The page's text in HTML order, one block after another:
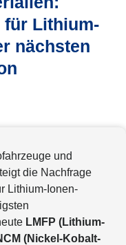
für Lithium-
nächsten
und
die Nachfrage
Lithium-Ionen-
LMFP (Lithium-
(Nickel-Kobalt-